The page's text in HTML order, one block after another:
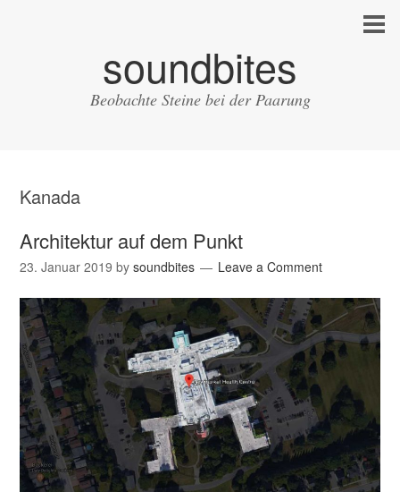
soundbites
Beobachte Steine bei der Paarung
Kanada
Architektur auf dem Punkt
23. Januar 2019 bysoundbites Leave a Comment